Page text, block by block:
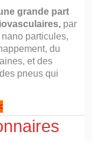
grande part
par
particules,
du
et des
pneus qui